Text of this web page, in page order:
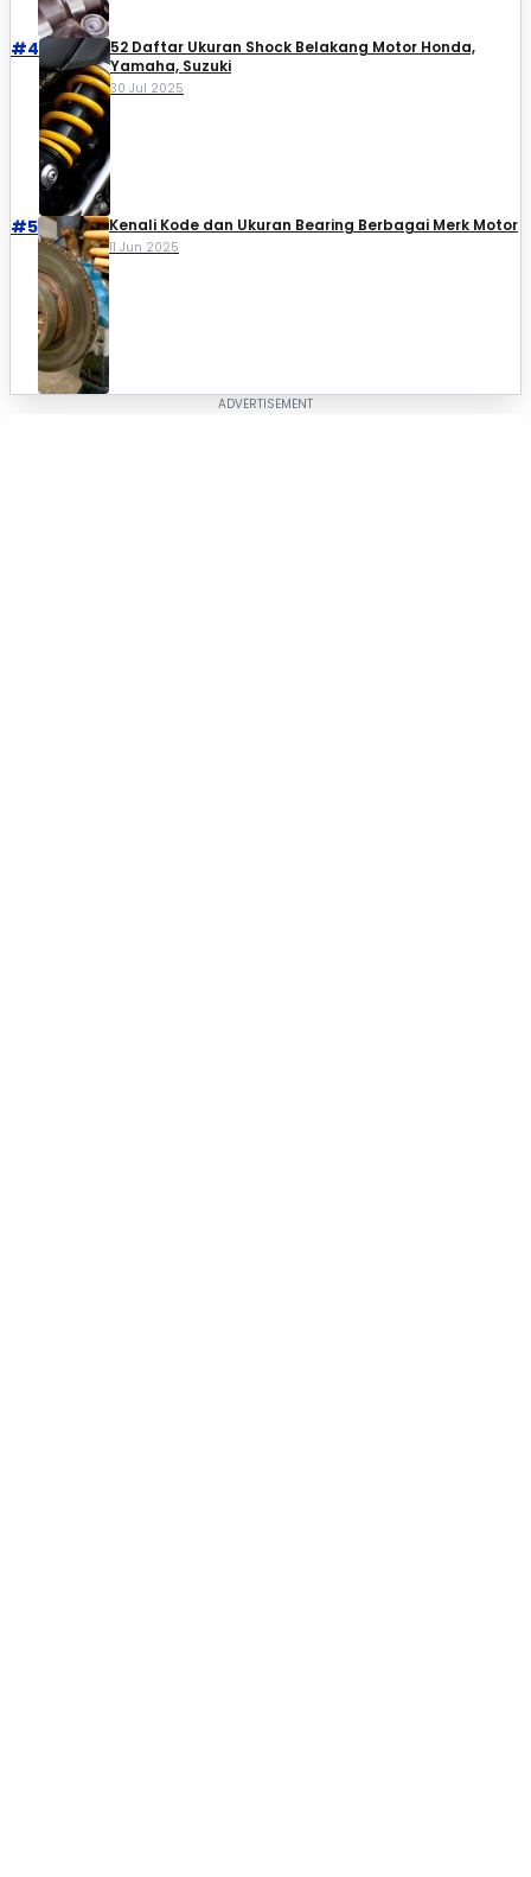
#4
52 Daftar Ukuran Shock Belakang Motor Honda,
Yamaha, Suzuki​
30 Jul 2025
#5 Kenali Kode dan Ukuran Bearing Berbagai Merk Motor
11 Jun 2025